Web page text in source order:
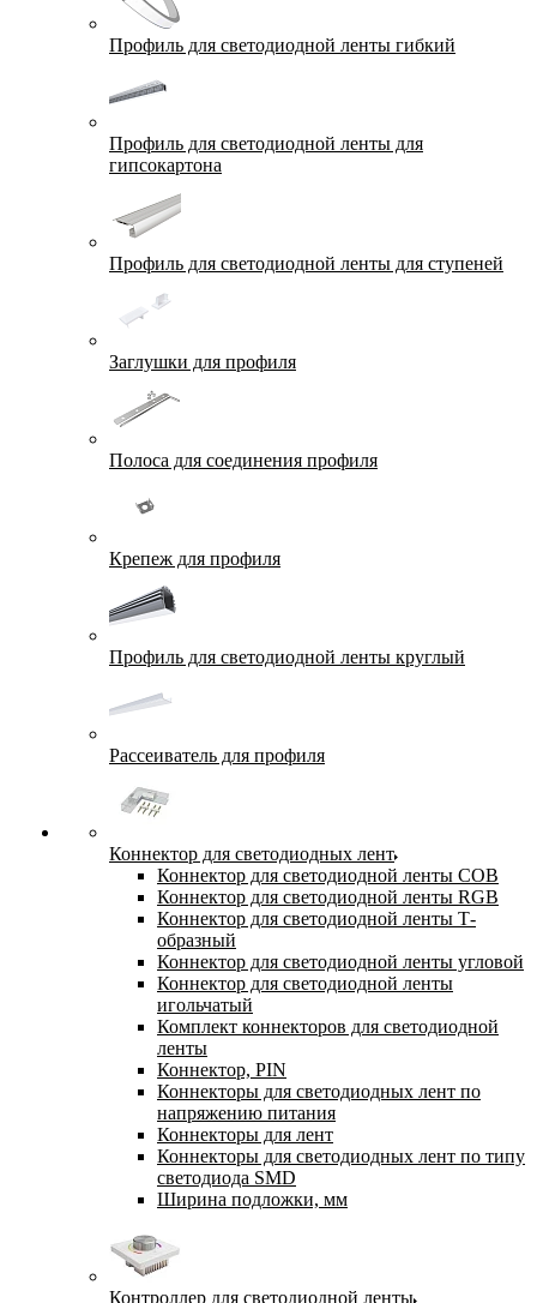
Профиль для светодиодной ленты гибкий
Профиль для светодиодной ленты для
гипсокартона
Профиль для светодиодной ленты для ступеней
Заглушки для профиля
Полоса для соединения профиля
Крепеж для профиля
Профиль для светодиодной ленты круглый
Рассеиватель для профиля
Коннектор для светодиодных лент
Коннектор для светодиодной ленты COB
Коннектор для светодиодной ленты RGB
Коннектор для светодиодной ленты Т-
образный
Коннектор для светодиодной ленты угловой
Коннектор для светодиодной ленты
игольчатый
Комплект коннекторов для светодиодной
ленты
Коннектор, PIN
Коннекторы для светодиодных лент по
напряжению питания
Коннекторы для лент
Коннекторы для светодиодных лент по типу
светодиода SMD
Ширина подложки, мм
Контроллер для светодиодной ленты